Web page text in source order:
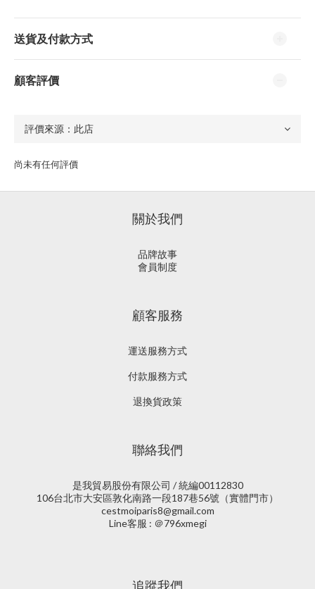
送貨及付款方式
顧客評價
尚未有任何評價
關於我們
品牌故事
會員制度
顧客服務
運送服務方式
付款服務方式
退換貨政策
聯絡我們
是我貿易股份有限公司 / 統編00112830
106台北市大安區敦化南路一段187巷56號（實體門市）
cestmoiparis8@gmail.com
Line客服 : ＠796xmegi
追蹤我們